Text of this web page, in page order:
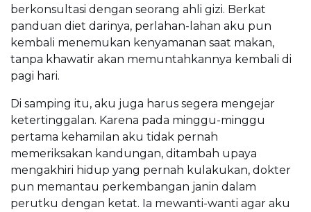
berkonsultasi dengan seorang ahli gizi. Berkat
panduan diet darinya, perlahan-lahan aku pun
kembali menemukan kenyamanan saat makan,
tanpa khawatir akan memuntahkannya kembali di
pagi hari.
Di samping itu, aku juga harus segera mengejar
ketertinggalan. Karena pada minggu-minggu
pertama kehamilan aku tidak pernah
memeriksakan kandungan, ditambah upaya
mengakhiri hidup yang pernah kulakukan, dokter
pun memantau perkembangan janin dalam
perutku dengan ketat. Ia mewanti-wanti agar aku